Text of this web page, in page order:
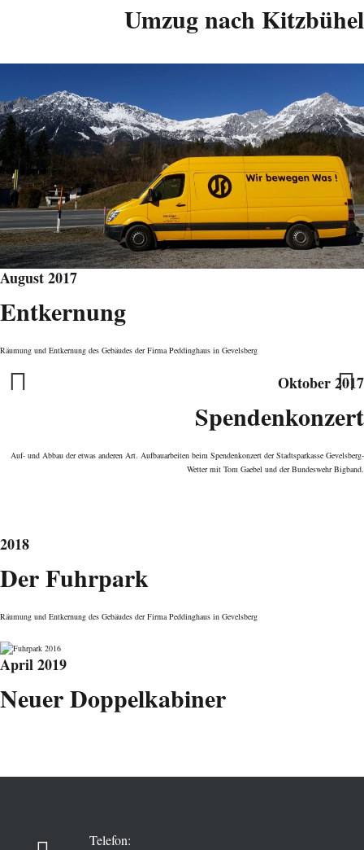
Umzug nach Kitzbühel
Next
August 2017
Entkernung
Räumung und Entkernung des Gebäudes der Firma Peddinghaus in Gevelsberg
Oktober 2017
Spenden­konzert
Auf- und Abbau der etwas anderen Art. Aufbauarbeiten beim Spendenkonzert der Stadtsparkasse Gevelsberg-
Wetter mit Tom Gaebel und der Bundeswehr Bigband.
2018
Der Fuhrpark
Räumung und Entkernung des Gebäudes der Firma Peddinghaus in Gevelsberg
April 2019
Neuer Doppel­kabiner
Telefon: